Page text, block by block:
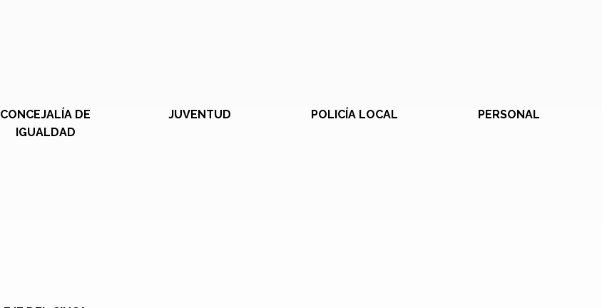
CONCEJALÍA DE
IGUALDAD
JUVENTUD POLICÍA LOCAL PERSONAL